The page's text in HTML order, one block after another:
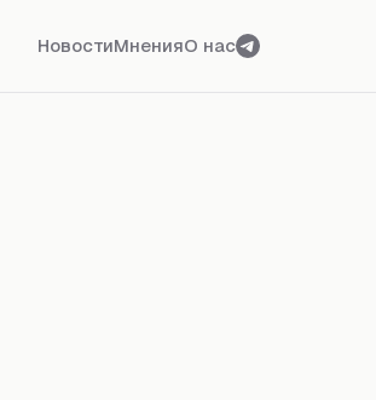
НовостиМненияО нас